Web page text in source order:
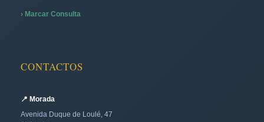
› Marcar Consulta
CONTACTOS
📍 Morada
Avenida Duque de Loulé, 47